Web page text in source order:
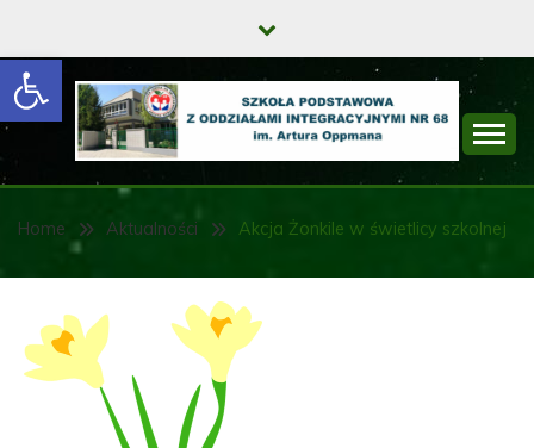
Open toolbar
content
SZKOŁA
PODSTAWOWA Z
ODDZIAŁAMI
INTEGRACYJNYMI
NR 68 IM. ARTURA
OPPMANA
Home Aktualności Akcja Żonkile w świetlicy szkolnej